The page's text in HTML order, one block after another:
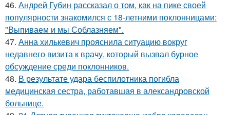
46. Андрей Губин рассказал о том, как на пике своей
популярности знакомился с 18-летними поклонницами:
"Выпиваем и мы Соблазняем".
47. Анна хилькевич прояснила ситуацию вокруг
недавнего визита к врачу, который вызвал бурное
обсуждение среди поклонников.
48. В результате удара беспилотника погибла
медицинская сестра, работавшая в александровской
больнице.